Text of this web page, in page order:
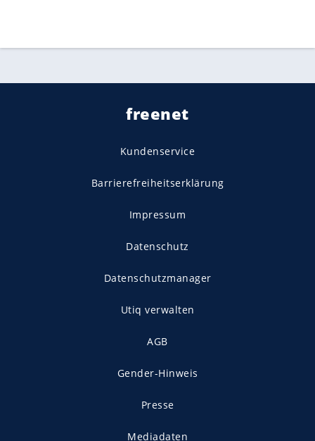
freenet
Kundenservice
Barrierefreiheitserklärung
Impressum
Datenschutz
Datenschutzmanager
Utiq verwalten
AGB
Gender-Hinweis
Presse
Mediadaten